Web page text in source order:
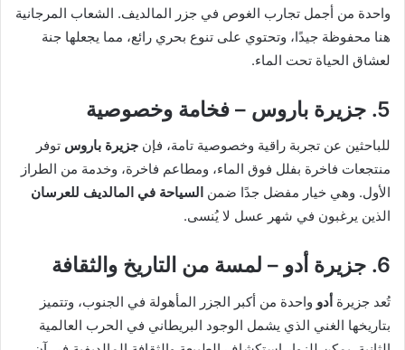
واحدة من أجمل تجارب الغوص في جزر المالديف. الشعاب المرجانية
هنا محفوظة جيدًا، وتحتوي على تنوع بحري رائع، مما يجعلها جنة
لعشاق الحياة تحت الماء.
5. جزيرة باروس – فخامة وخصوصية
للباحثين عن تجربة راقية وخصوصية تامة، فإن جزيرة باروس توفر
منتجعات فاخرة بفلل فوق الماء، ومطاعم فاخرة، وخدمة من الطراز
الأول. وهي خيار مفضل جدًا ضمن السياحة في المالديف للعرسان
الذين يرغبون في شهر عسل لا يُنسى.
6. جزيرة أدو – لمسة من التاريخ والثقافة
تُعد جزيرة أدو واحدة من أكبر الجزر المأهولة في الجنوب، وتتميز
بتاريخها الغني الذي يشمل الوجود البريطاني في الحرب العالمية